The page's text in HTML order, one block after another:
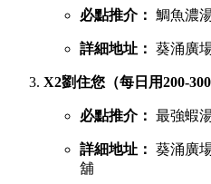
必點推介： 鯛魚濃
詳細地址： 葵涌廣
X2劉住您（每日用200-
必點推介： 最強蝦
詳細地址： 葵涌廣
舖